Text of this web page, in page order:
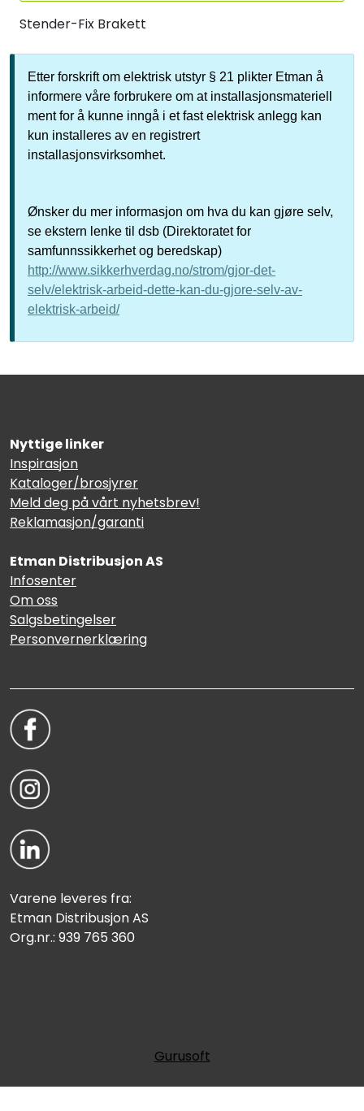
Stender-Fix Brakett
Etter forskrift om elektrisk utstyr § 21 plikter Etman å
informere våre forbrukere om at installasjonsmateriell
ment for å kunne inngå i et fast elektrisk anlegg kan
kun installeres av en registrert
installasjonsvirksomhet.
Ønsker du mer informasjon om hva du kan gjøre selv,
se ekstern lenke til dsb (Direktoratet for
samfunnssikkerhet og beredskap)
http://www.sikkerhverdag.no/strom/gjor-det-
selv/elektrisk-arbeid-dette-kan-du-gjore-selv-av-
elektrisk-arbeid/
Nyttige linker
Inspirasjon
Kataloger/brosjyrer
Meld deg på vårt nyhetsbrev!
Reklamasjon/garanti
Etman Distribusjon AS
Infosenter
Om oss
Salgsbetingelser
Personvernerklæring
Varene leveres fra:
Etman Distribusjon AS
Org.nr.: 939 765 360
Gurusoft